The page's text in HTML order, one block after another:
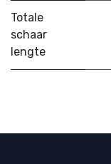
Totale
schaar
lengte